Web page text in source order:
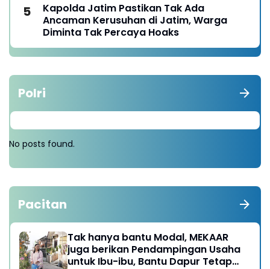
Kapolda Jatim Pastikan Tak Ada
Ancaman Kerusuhan di Jatim, Warga
Diminta Tak Percaya Hoaks
Polri
No posts found.
Pacitan
Tak hanya bantu Modal, MEKAAR
juga berikan Pendampingan Usaha
untuk Ibu-ibu, Bantu Dapur Tetap